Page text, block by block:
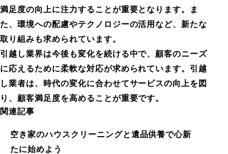
満足度の向上に注力することが重要となります。ま
た、環境への配慮やテクノロジーの活用など、新たな
取り組みも求められています。
引越し業界は今後も変化を続ける中で、顧客のニーズ
に応えるために柔軟な対応が求められています。引越
し業者は、時代の変化に合わせてサービスの向上を図
り、顧客満足度を高めることが重要です。
関連記事
空き家のハウスクリーニングと遺品供養で心新
たに始めよう